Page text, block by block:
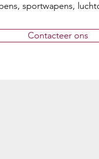
sportwapens,
Contacteer ons